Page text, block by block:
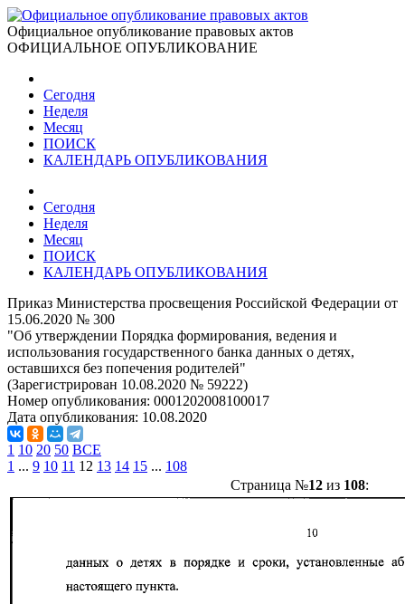
Официальное опубликование правовых актов
ОФИЦИАЛЬНОЕ ОПУБЛИКОВАНИЕ
Сегодня
Неделя
Месяц
ПОИСК
КАЛЕНДАРЬ ОПУБЛИКОВАНИЯ
Сегодня
Неделя
Месяц
ПОИСК
КАЛЕНДАРЬ ОПУБЛИКОВАНИЯ
Приказ Министерства просвещения Российской Федерации от
15.06.2020 № 300
"Об утверждении Порядка формирования, ведения и
использования государственного банка данных о детях,
оставшихся без попечения родителей"
(Зарегистрирован 10.08.2020 № 59222)
Номер опубликования: 0001202008100017
Дата опубликования: 10.08.2020
1 10 20 50 ВСЕ
1 ... 9 10 11 12 13 14 15 ... 108
Страница №12из 108: